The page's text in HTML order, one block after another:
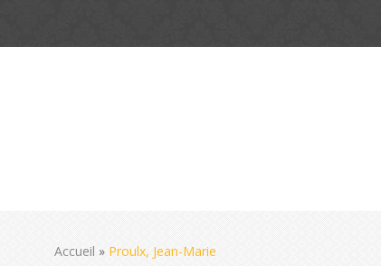
Accueil » Proulx, Jean-Marie